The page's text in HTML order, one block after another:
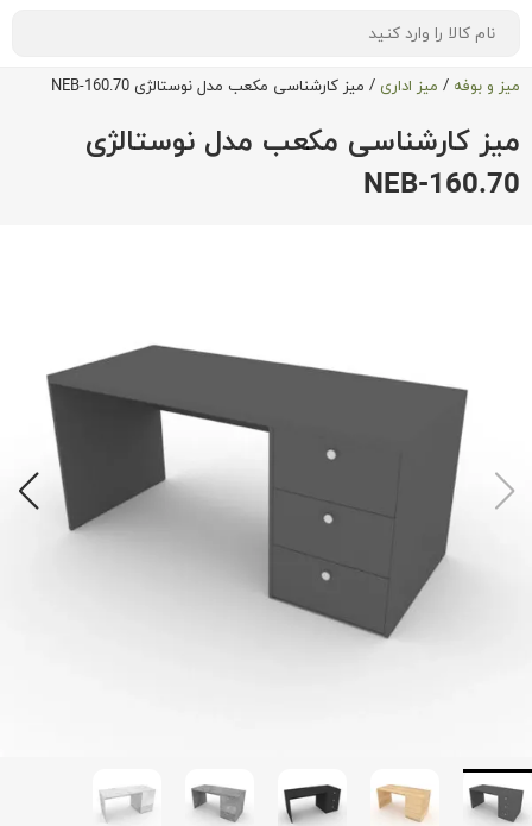
میز و بوفه / میز اداری / میز کارشناسی مکعب مدل نوستالژی NEB-160.70
میز کارشناسی مکعب مدل نوستالژی
NEB-160.70